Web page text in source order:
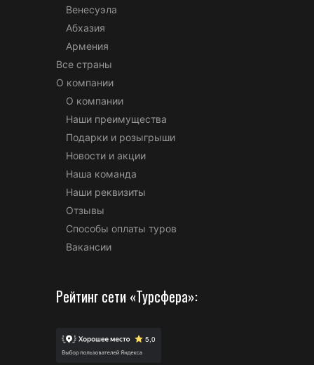
Венесуэла
Абхазия
Армения
Все страны
О компании
О компании
Наши преимущества
Подарки и розыгрыши
Новости и акции
Наша команда
Наши реквизиты
Отзывы
Способы оплаты туров
Вакансии
Рейтинг сети «Турсфера»: